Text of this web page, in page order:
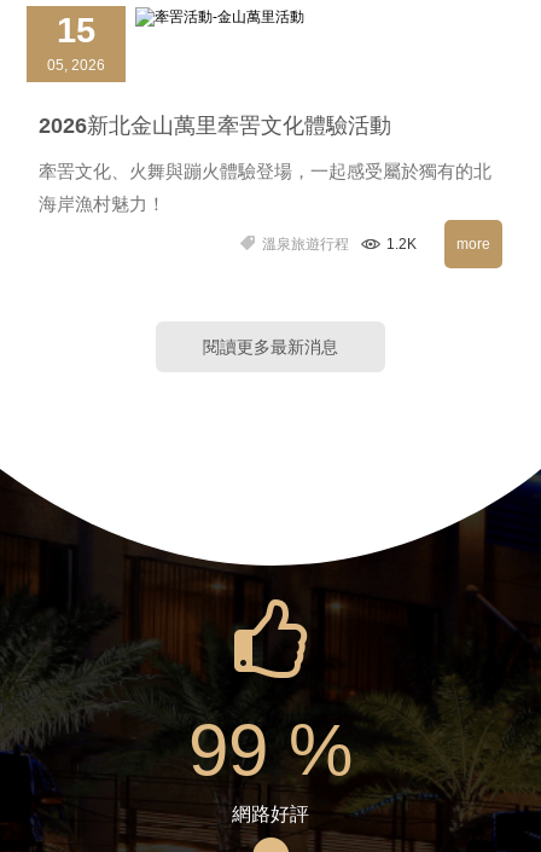
15
05, 2026
2026新北金山萬里牽罟文化體驗活動
牽罟文化、火舞與蹦火體驗登場，一起感受屬於獨有的北
海岸漁村魅力！
1.2K more
溫泉旅遊行程
閱讀更多最新消息
99 %
網路好評